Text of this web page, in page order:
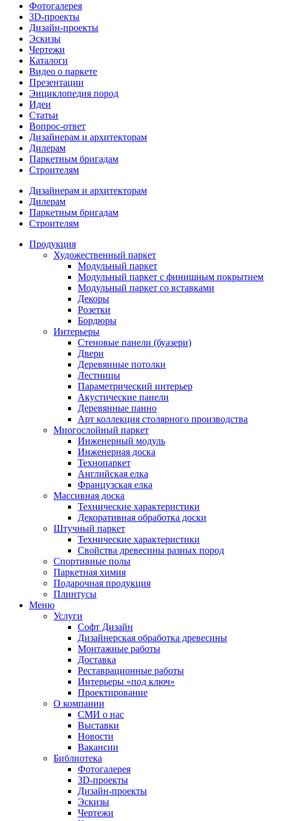
Фотогалерея
3D-проекты
Дизайн-проекты
Эскизы
Чертежи
Каталоги
Видео о паркете
Презентации
Энциклопедия пород
Идеи
Статьи
Вопрос-ответ
Дизайнерам и архитекторам
Дилерам
Паркетным бригадам
Строителям
Дизайнерам и архитекторам
Дилерам
Паркетным бригадам
Строителям
Продукция
Художественный паркет
Модульный паркет
Модульный паркет с финишным покрытием
Модульный паркет со вставками
Декоры
Розетки
Бордюры
Интерьеры
Стеновые панели (буазери)
Двери
Деревянные потолки
Лестницы
Параметрический интерьер
Акустические панели
Деревянные панно
Арт коллекция столярного производства
Многослойный паркет
Инженерный модуль
Инженерная доска
Технопаркет
Английская елка
Французская елка
Массивная доска
Технические характеристики
Декоративная обработка доски
Штучный паркет
Технические характеристики
Свойства древесины разных пород
Спортивные полы
Паркетная химия
Подарочная продукция
Плинтусы
Меню
Услуги
Софт Дизайн
Дизайнерская обработка древесины
Монтажные работы
Доставка
Реставрационные работы
Интерьеры «под ключ»
Проектирование
О компании
СМИ о нас
Выставки
Новости
Вакансии
Библиотека
Фотогалерея
3D-проекты
Дизайн-проекты
Эскизы
Чертежи